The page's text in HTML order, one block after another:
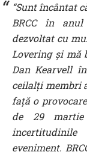
“Sunt încântat
BRCC în
dezvoltat cu
Lovering și mă
Dan Kearvell
ceilalți membri
față o
de 29
eveniment.